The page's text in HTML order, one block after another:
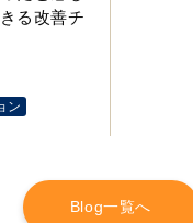
る改善チ
ン
Blog一覧へ